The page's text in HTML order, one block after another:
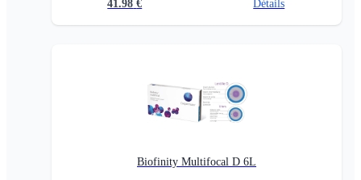
41.98 € Détails
Biofinity Multifocal D 6L